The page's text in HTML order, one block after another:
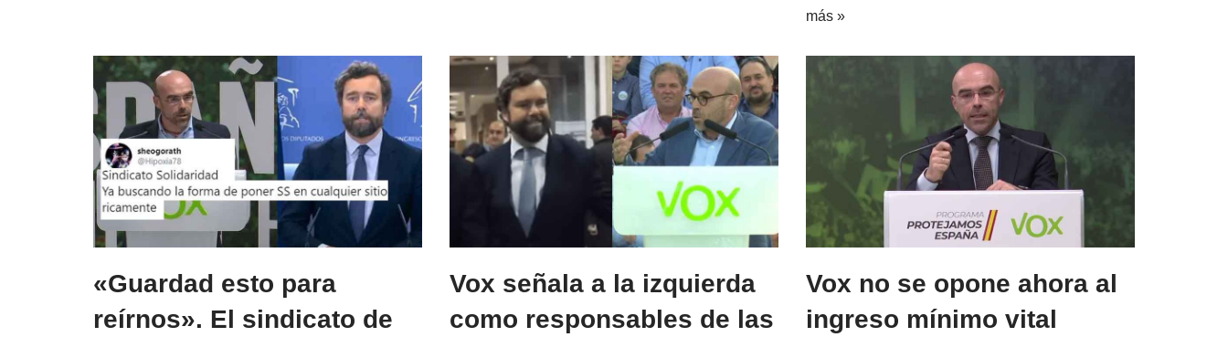
más »
«Guardad esto para
reírnos». El sindicato de
Vox señala a la izquierda
como responsables de las
Vox no se opone ahora al
ingreso mínimo vital